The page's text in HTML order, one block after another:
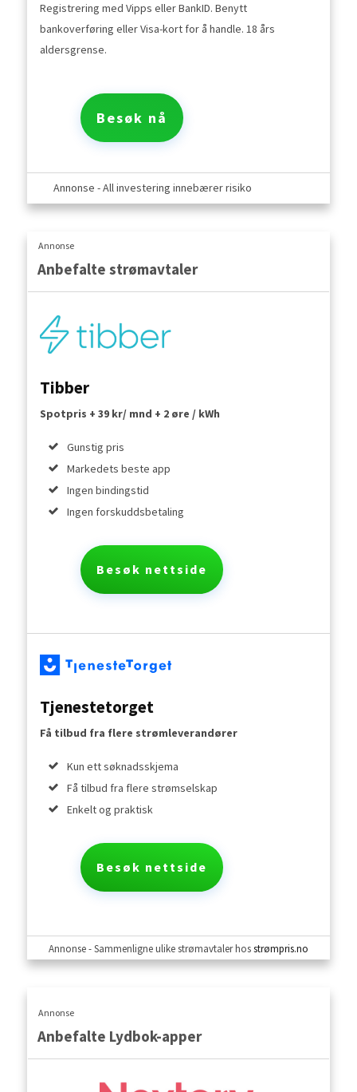
Registrering med Vipps eller BankID. Benytt
bankoverføring eller Visa-kort for å handle. 18 års
aldersgrense.
Besøk nå
Annonse - All investering innebærer risiko
Annonse
Anbefalte strømavtaler
Tibber
Spotpris + 39 kr/ mnd + 2 øre / kWh
Gunstig pris
Markedets beste app
Ingen bindingstid
Ingen forskuddsbetaling
Besøk nettside
Tjenestetorget
Få tilbud fra flere strømleverandører
Kun ett søknadsskjema
Få tilbud fra flere strømselskap
Enkelt og praktisk
Besøk nettside
Annonse - Sammenligne ulike strømavtaler hosstrømpris.no
Annonse
Anbefalte Lydbok-apper